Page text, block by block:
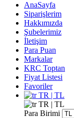
AnaSayfa
Siparişlerim
Hakkımızda
Şubelerimiz
İletişim
Para Puan
Markalar
KRC Toptan
Fiyat Listesi
Favoriler
TR | TL
TR | TL
Para Birimi